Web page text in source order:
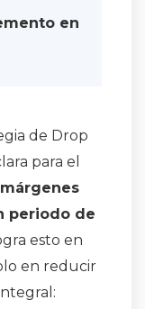
en
de Drop
para el
periodo de
esto en
en reducir